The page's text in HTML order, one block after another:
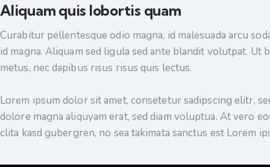
Aliquam quis lobortis quam
Curabitur pellentesque odio magna, id malesuada arcu
id magna. Aliquam sed ligula sed ante blandit volutpat.
metus, nec dapibus risus risus quis lectus.
Lorem ipsum dolor sit amet, consetetur sadipscing elitr,
dolore magna aliquyam erat, sed diam voluptua. At vero
clita kasd gubergren, no sea takimata sanctus est Lorem